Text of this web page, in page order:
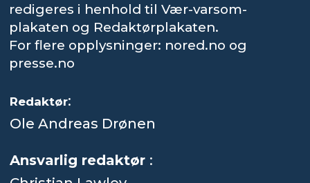
redigeres i henhold til Vær-varsom-
plakaten og Redaktørplakaten.
For flere opplysninger: nored.no og
presse.no
Redaktør:
Ole Andreas Drønen
Ansvarlig redaktør :